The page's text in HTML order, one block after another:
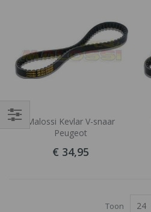
Malossi Kevlar V-snaar
Peugeot
€ 34,95
Toon